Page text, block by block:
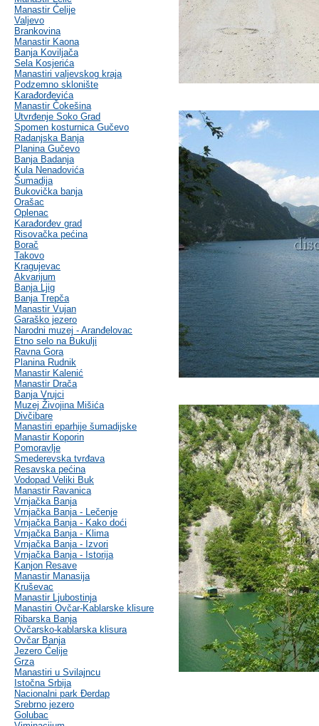
Manastir Ćelije
Valjevo
Brankovina
Manastir Kaona
Banja Koviljača
Sela Kosjerića
Manastiri valjevskog kraja
Podzemno sklonište
Karađorđevića
Manastir Čokešina
Utvrđenje Soko Grad
Spomen kosturnica Gučevo
Radanjska Banja
Planina Gučevo
Banja Badanja
Kula Nenadovića
Šumadija
Bukovička banja
Orašac
Oplenac
Karađorđev grad
Risovačka pećina
Borač
Takovo
Kragujevac
Akvarijum
Banja Ljig
Banja Trepča
Manastir Vujan
Garaško jezero
Narodni muzej - Aranđelovac
Etno selo na Bukulji
Ravna Gora
Planina Rudnik
Manastir Kalenić
Manastir Drača
Banja Vrujci
Muzej Živojina Mišića
Divčibare
Manastiri eparhije šumadijske
Manastir Koporin
Pomoravlje
Smederevska tvrđava
Resavska pećina
Vodopad Veliki Buk
Manastir Ravanica
Vrnjačka Banja
Vrnjačka Banja - Lečenje
Vrnjačka Banja - Kako doći
Vrnjačka Banja - Klima
Vrnjačka Banja - Izvori
Vrnjačka Banja - Istorija
Kanjon Resave
Manastir Manasija
Kruševac
Manastir Ljubostinja
Manastiri Ovčar-Kablarske klisure
Ribarska Banja
Ovčarsko-kablarska klisura
Ovčar Banja
Jezero Ćelije
Grza
Manastiri u Svilajncu
Istočna Srbija
Nacionalni park Đerdap
Srebrno jezero
Golubac